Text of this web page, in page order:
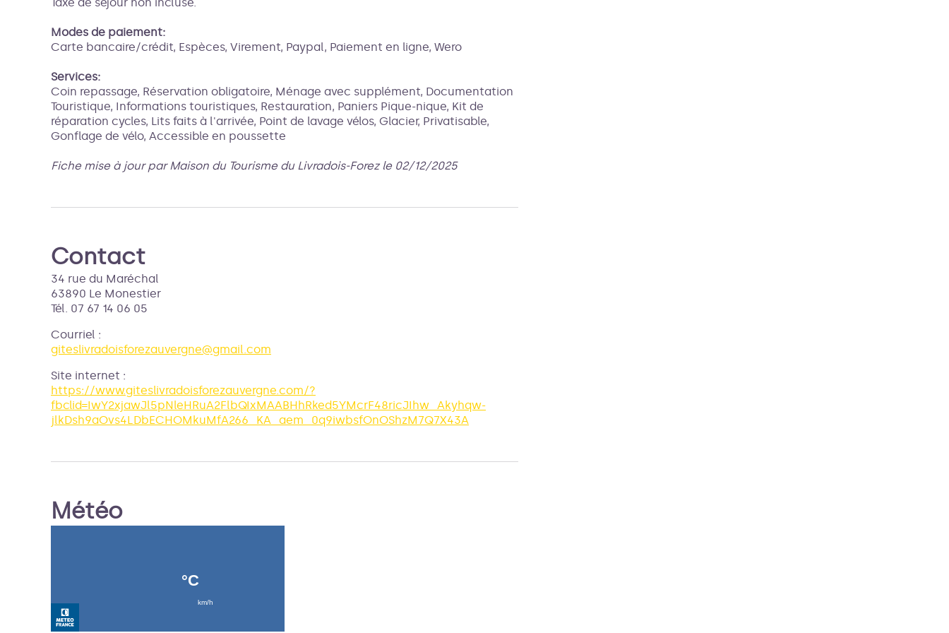
Modes de paiement:
Carte bancaire/crédit, Espèces, Virement, Paypal, Paiement en ligne, Wero
Services:
Coin repassage, Réservation obligatoire, Ménage avec supplément, Documentation
Touristique, Informations touristiques, Restauration, Paniers Pique-nique, Kit de
réparation cycles, Lits faits à l'arrivée, Point de lavage vélos, Glacier, Privatisable,
Gonflage de vélo, Accessible en poussette
Fiche mise à jour par Maison du Tourisme du Livradois-Forez le 02/12/2025
Contact
34 rue du Maréchal
63890 Le Monestier
Tél. 07 67 14 06 05
Courriel :
giteslivradoisforezauvergne@gmail.com
Site internet :
https://www.giteslivradoisforezauvergne.com/?
fbclid=IwY2xjawJl5pNleHRuA2FlbQIxMAABHhRked5YMcrF48ricJIhw_Akyhqw-
jlkDsh9aOvs4LDbECHOMkuMfA266_KA_aem_0q9iwbsfOnOShzM7Q7X43A
Météo